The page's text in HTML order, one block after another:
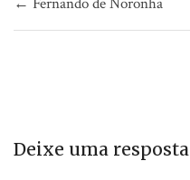
de
Post
← Fernando de Noronha
Deixe uma resposta